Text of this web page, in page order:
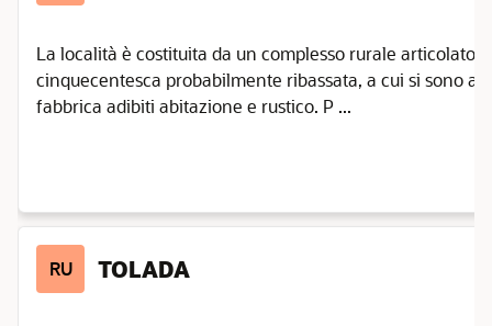
La località è costituita da un complesso rurale articolato
cinquecentesca probabilmente ribassata, a cui si sono
fabbrica adibiti abitazione e rustico. P ...
RU TOLADA